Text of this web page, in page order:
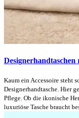
Kaum ein Accessoire steht
Designerhandtasche. Hier
Pflege. Ob die ikonische
luxuriöse Tasche braucht